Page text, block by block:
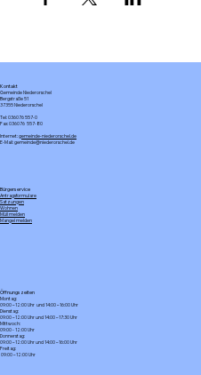
Kontakt
Gemeinde Niederorschel
Bergstraße 51
37355 Niederorschel
Tel: 036076 557-0
Fax: 036076 557-80
Internet:gemeinde-niederorschel.de
E-Mail: gemeinde@niederorschel.de
Bürgerservice
Antragsformulare
Satzungen
Wohnen
Müll melden
Mangel melden
Öffnungszeiten
Montag:
09:00 – 12:00 Uhr und 14:00 – 16:00 Uhr
Dienstag:
09:00 – 12:00 Uhr und 14:00 – 17:30 Uhr
Mittwoch:
09:00 - 12:00 Uhr
Donnerstag:
09:00 – 12:00 Uhr und 14:00 – 16:00 Uhr
Freitag:
09:00 – 12:00 Uhr